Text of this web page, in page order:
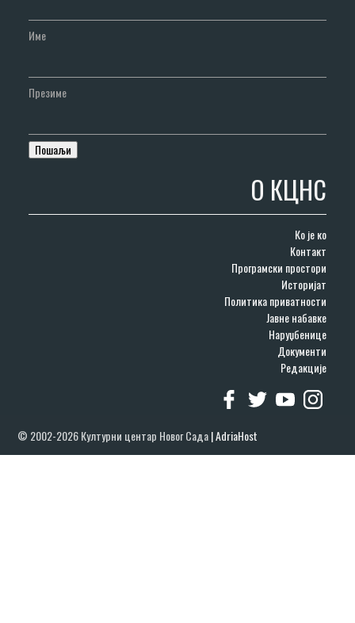
Име
Презиме
О КЦНС
Ко је ко
Контакт
Програмски простори
Историјат
Политика приватности
Јавне набавке
Наруџбенице
Документи
Редакције
© 2002-2026 Културни центар Новог Сада|AdriaHost